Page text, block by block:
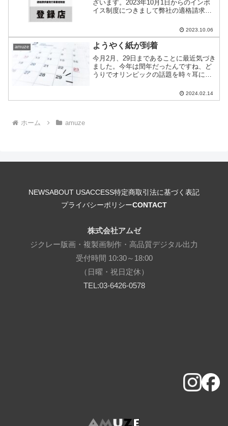
ざいます。2023年10月1日からのインボ
イス制度につきまして弊社の適格請求書
でお知らせいたします。●登録番号：
T2010001141641●登録年月日 / 令和５年
１...
2023.10.06
amuze ようやく紙が到着
今月2月、29日まであることに最近気づき
ました。今年は閏年だったんですね、ど
うりでオリンピックの話題を時々耳にし
いうことは2月末納期が1日伸びたという
ことですね、ポジティブに考えましょ
2024.02.14
ホーム amuze
NEWSABOUT USACCESS特定商取引法に基づく表記
プライバシーポリシーCONTACT
株式会社アムゼ
ジクレー版画・複製画制作・高品質デジタル出力
受付時間 10:30～18:00
（日曜・祝日定休）
TEL:03-6426-0578